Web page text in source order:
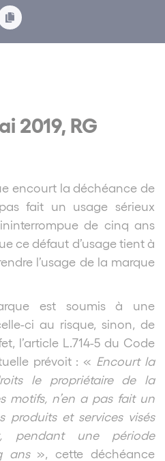
2019, RG
encourt la déchéance de
fait un usage sérieux
de cinq ans
ce défaut d’usage tient à
l’usage de la marque
est soumis à une
ci au risque, sinon, de
l’article L.714-5 du Code
prévoit : « Encourt la
le propriétaire de la
motifs, n’en a pas fait un
produits et services visés
pendant une période
ans», cette déchéance